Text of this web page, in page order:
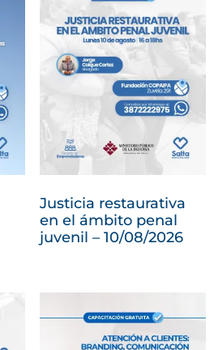
Justicia restaurativa
en el ámbito penal
juvenil – 10/08/2026